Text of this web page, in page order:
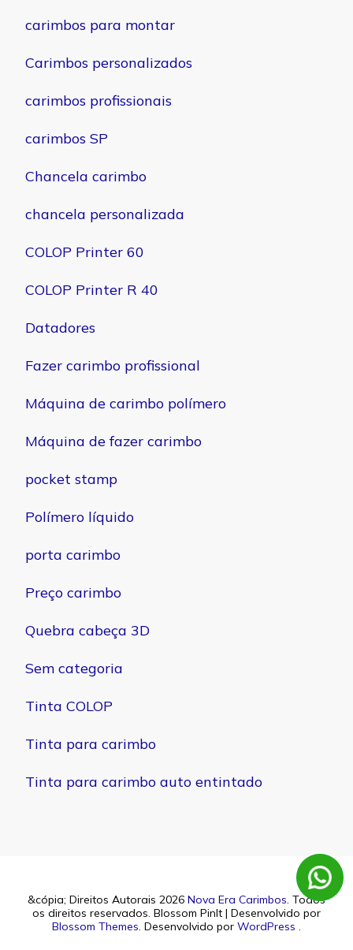
carimbos para montar
Carimbos personalizados
carimbos profissionais
carimbos SP
Chancela carimbo
chancela personalizada
COLOP Printer 60
COLOP Printer R 40
Datadores
Fazer carimbo profissional
Máquina de carimbo polímero
Máquina de fazer carimbo
pocket stamp
Polímero líquido
porta carimbo
Preço carimbo
Quebra cabeça 3D
Sem categoria
Tinta COLOP
Tinta para carimbo
Tinta para carimbo auto entintado
&cópia; Direitos Autorais 2026 Nova Era Carimbos. Todos
os direitos reservados. Blossom PinIt | Desenvolvido por
Blossom Themes. Desenvolvido por WordPress .